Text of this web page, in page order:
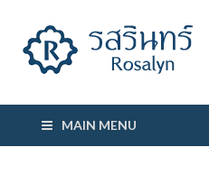
MAIN MENU